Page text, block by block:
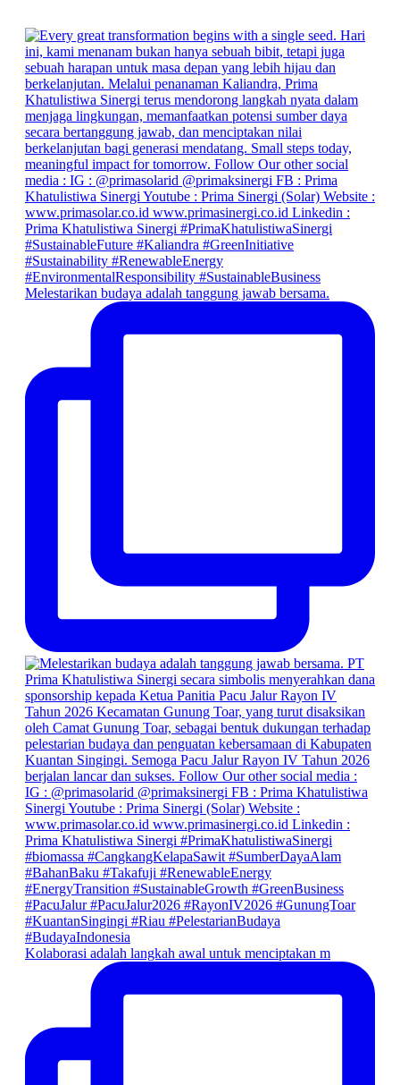
Melestarikan budaya adalah tanggung jawab bersama.
Kolaborasi adalah langkah awal untuk menciptakan m